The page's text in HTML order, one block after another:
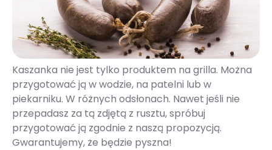
Kaszanka nie jest tylko produktem na grilla. Można
przygotować ją w wodzie, na patelni lub w
piekarniku. W różnych odsłonach. Nawet jeśli nie
przepadasz za tą zdjętą z rusztu, spróbuj
przygotować ją zgodnie z naszą propozycją.
Gwarantujemy, że będzie pyszna!